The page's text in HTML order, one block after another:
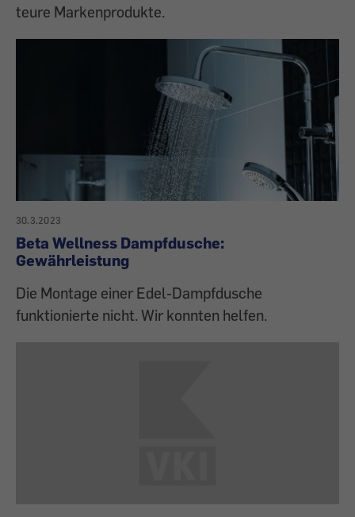
teure Markenprodukte.
30.3.2023
Beta Wellness Dampfdusche:
Gewährleistung
Die Montage einer Edel-Dampfdusche
funktionierte nicht. Wir konnten helfen.